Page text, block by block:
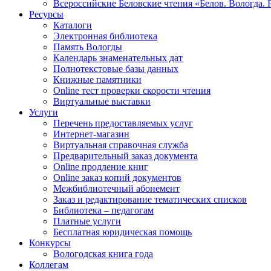
Всероссийские Беловские чтения «Белов. Вологда.
Ресурсы
Каталоги
Электронная библиотека
Память Вологды
Календарь знаменательных дат
Полнотекстовые базы данных
Книжные памятники
Online тест проверки скорости чтения
Виртуальные выставки
Услуги
Перечень предоставляемых услуг
Интернет-магазин
Виртуальная справочная служба
Предварительный заказ документа
Online продление книг
Online заказ копий документов
Межбиблиотечный абонемент
Заказ и редактирование тематических списков
Библиотека – педагогам
Платные услуги
Бесплатная юридическая помощь
Конкурсы
Вологодская книга года
Коллегам